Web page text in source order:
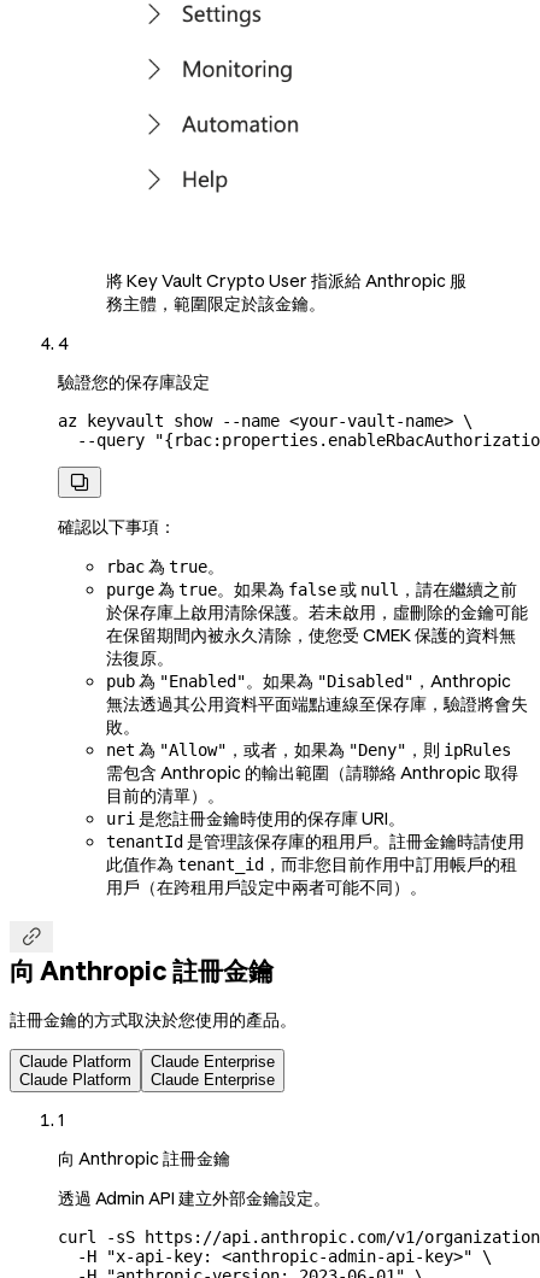
將 Key Vault Crypto User 指派給 Anthropic 服
務主體，範圍限定於該金鑰。
4
驗證您的保存庫設定
az keyvault show --name <your-vault-name> \
  --query

確認以下事項：
rbac為 true。
purge為 true。如果為 false或 null ，請在繼續之前
於保存庫上啟用清除保護。若未啟用，虛刪除的金鑰可能
在保留期間內被永久清除，使您受 CMEK 保護的資料無
法復原。
pub為 "Enabled"。如果為 "Disabled" ，Anthropic
無法透過其公用資料平面端點連線至保存庫，驗證將會失
敗。
net 為 "Allow" ，或者，如果為 "Deny" ，則 ipRules
需包含 Anthropic 的輸出範圍（請聯絡 Anthropic 取得
目前的清單）。
uri是您註冊金鑰時使用的保存庫 URI。
tenantId 是管理該保存庫的租用戶。註冊金鑰時請使用
此值作為 tenant_id ，而非您目前作用中訂用帳戶的租
用戶（在跨租用戶設定中兩者可能不同）。

向 Anthropic 註冊金鑰
註冊金鑰的方式取決於您使用的產品。
Claude Platform
Claude Platform
Claude Enterprise
Claude Enterprise
1
向 Anthropic 註冊金鑰
透過 Admin API 建立外部金鑰設定。
curl -sS https://api.anthropic.com/v1/
  -H
"x-api-key: <anthropic-admin-api-key>" \